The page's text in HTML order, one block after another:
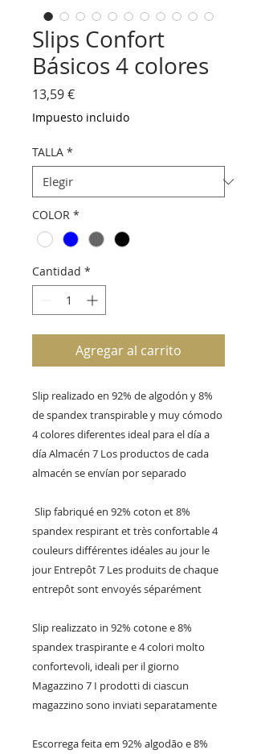
Slips Confort
Básicos 4 colores
13,59 €Precio
Impuesto incluido
TALLA *
COLOR *
Cantidad *
Agregar al carrito
Slip realizado en 92% de algodón y 8%
de spandex transpirable y muy cómodo
4 colores diferentes ideal para el día a
día Almacén 7 Los productos de cada
almacén se envían por separado
spandex respirant et très confortable 4
couleurs différentes idéales au jour le
jour Entrepôt 7 Les produits de chaque
entrepôt sont envoyés séparément
Slip realizzato in 92% cotone e 8%
spandex traspirante e 4 colori molto
confortevoli, ideali per il giorno
Magazzino 7 I prodotti di ciascun
magazzino sono inviati separatamente
Escorrega feita em 92% algodão e 8%